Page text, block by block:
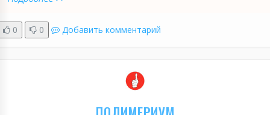
0 0 Добавить комментарий